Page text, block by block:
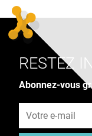
RESTEZ
Abonnez-vous